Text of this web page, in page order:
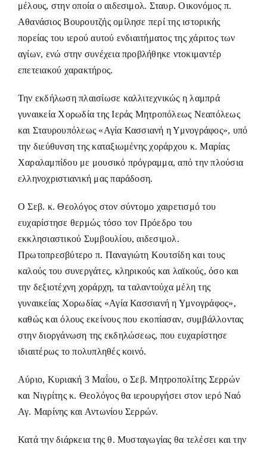
μέλους, στην οποία ο αιδεσιμολ. Σταυρ. Οικονόμος π.
Αθανάσιος Βουρουτζής ομίλησε περί της ιστορικής
πορείας του ιερού αυτού ενδιαιτήματος της χάριτος των
αγίων, ενώ στην συνέχεια προβλήθηκε ντοκιμαντέρ
επετειακού χαρακτήρος.
Την εκδήλωση πλαισίωσε καλλιτεχνικώς η λαμπρά
γυναικεία Χορωδία της Ιεράς Μητροπόλεως Νεαπόλεως
και Σταυρουπόλεως «Αγία Κασσιανή η Υμνογράφος», υπό
την διεύθυνση της καταξιωμένης χοράρχου κ. Μαρίας
Χαραλαμπίδου με μουσικό πρόγραμμα, από την πλούσια
ελληνοχριστιανική μας παράδοση.
Ο Σεβ. κ. Θεολόγος στον σύντομο χαιρετισμό του
ευχαρίστησε θερμώς τόσο τον Πρόεδρο του
εκκλησιαστικού Συμβουλίου, αιδεσιμολ.
Πρωτοπρεσβύτερο π. Παναγιώτη Κουτσίδη και τους
καλούς του συνεργάτες, κληρικούς και λαϊκούς, όσο και
την δεξιοτέχνη χοράρχη, τα ταλαντούχα μέλη της
γυναικείας Χορωδίας «Αγία Κασσιανή η Υμνογράφος»,
καθώς και όλους εκείνους που εκοπίασαν, συμβάλλοντας
στην διοργάνωση της εκδηλώσεως, που ευχαρίστησε
ιδιαιτέρως το πολυπληθές κοινό.
Αύριο, Κυριακή 3 Μαΐου, ο Σεβ. Μητροπολίτης Σερρών
και Νιγρίτης κ. Θεολόγος θα ιερουργήσει στον ιερό Ναό
Αγ. Μαρίνης και Αντωνίου Σερρών.
Κατά την διάρκεια της θ. Μυσταγωγίας θα τελέσει και την